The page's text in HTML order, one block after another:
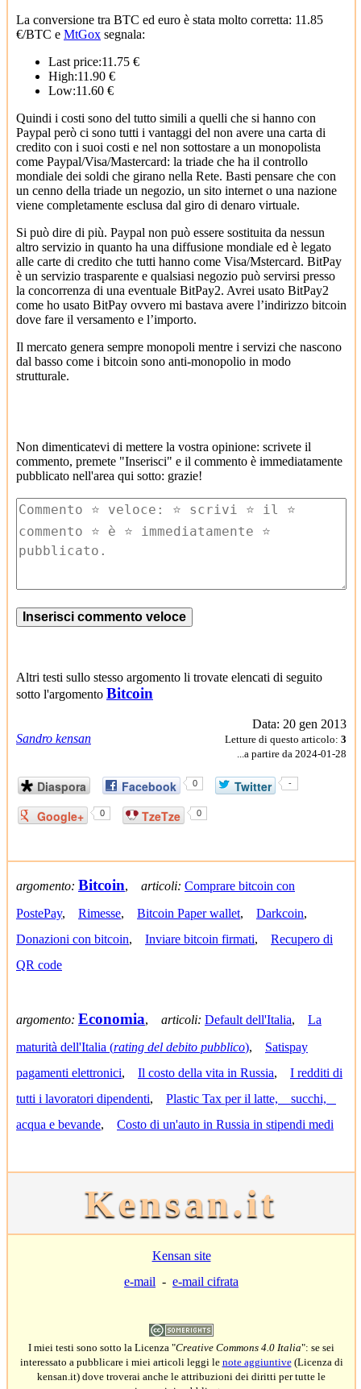
La conversione tra BTC ed euro è stata molto corretta: 11.85
€/BTC e MtGox segnala:
Last price:11.75 €
High:11.90 €
Low:11.60 €
Quindi i costi sono del tutto simili a quelli che si hanno con
Paypal però ci sono tutti i vantaggi del non avere una carta di
credito con i suoi costi e nel non sottostare a un monopolista
come Paypal/Visa/Mastercard: la triade che ha il controllo
mondiale dei soldi che girano nella Rete. Basti pensare che con
un cenno della triade un negozio, un sito internet o una nazione
viene completamente esclusa dal giro di denaro virtuale.
Si può dire di più. Paypal non può essere sostituita da nessun
altro servizio in quanto ha una diffusione mondiale ed è legato
alle carte di credito che tutti hanno come Visa/Mstercard. BitPay
è un servizio trasparente e qualsiasi negozio può servirsi presso
la concorrenza di una eventuale BitPay2. Avrei usato BitPay2
come ho usato BitPay ovvero mi bastava avere l’indirizzo bitcoin
dove fare il versamento e l’importo.
Il mercato genera sempre monopoli mentre i servizi che nascono
dal basso come i bitcoin sono anti-monopolio in modo
strutturale.
Non dimenticatevi di mettere la vostra opinione: scrivete il
commento, premete "Inserisci" e il commento è immediatamente
pubblicato nell'area qui sotto: grazie!
Altri testi sullo stesso argomento li trovate elencati di seguito
sotto l'argomento Bitcoin
Sandro kensan
Data: 20 gen 2013
Letture di questo articolo: 3
...a partire da 2024-01-28
Diaspora Facebook 0 Twitter -
Google+ 0 TzeTze 0
argomento: Bitcoin, articoli: Comprare bitcoin con
PostePay, Rimesse, Bitcoin Paper wallet, Darkcoin,
Donazioni con bitcoin, Inviare bitcoin firmati, Recupero di
QR code
argomento: Economia, articoli: Default dell'Italia, La
maturità dell'Italia (rating del debito pubblico), Satispay
pagamenti elettronici, Il costo della vita in Russia, I redditi di
tutti i lavoratori dipendenti, Plastic Tax per il latte, succhi,
acqua e bevande, Costo di un'auto in Russia in stipendi medi
Kensan.it
Kensan site
e-mail - e-mail cifrata
I miei testi sono sotto la Licenza "Creative Commons 4.0 Italia": se sei
interessato a pubblicare i miei articoli leggi le note aggiuntive(Licenza di
kensan.it) dove troverai anche le attribuzioni dei diritti per tutte le